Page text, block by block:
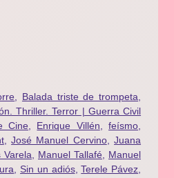
Balada triste de trompeta
Thriller. Terror | Guerra Civil
Cine Enrique Villén ,feísmo
,José Manuel Cervino,Juana
Varela Manuel Tallafé
Manuel
Sin un adiós,Terele Pávez